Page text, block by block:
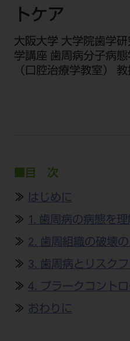
トケア
大阪大学 大学院歯学
学講座 歯周病分子病
（口腔治療学教室）
■目 次
≫
はじめに
≫ 1. 歯周病の病態を理
≫ 2. 歯周組織の破壊
≫ 3. 歯周病とリスク
≫ 4. プラークコント
≫ おわりに
X線撮影装置・器
レーザー装置関連
その他設備機器
ディーラー向けシ
CADデータ
中古医療機器
添付文書の電子化
オンラインカタログ
モリタ友の会のご案内
製品サポート情報
カテゴリーから探
メーカーから探す
モリタに対するご
お客様の声への取り組
商品感動体験
BLOG
Q&A
修理・メンテナンス等
全てのセミナー・イベ
全種別
歯科医師
学会・研究会
One to One Club
モリタ友の会
技工士会員
衛生士会員
無料会員のご案内
会員登録
ログイン
製品に関する重要なお
ニュース
支店営業所
公式SNS一覧
ビバリーくんLINEスタ
ショールーム
北海道
Dental Plaza Tokyo